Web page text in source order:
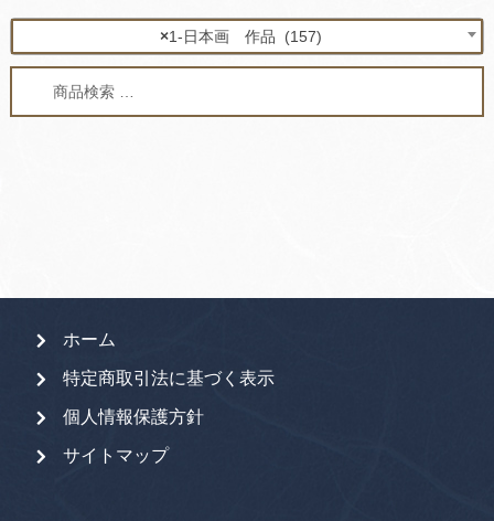
×1-日本画 作品 (157)
ホーム
特定商取引法に基づく表示
個人情報保護方針
サイトマップ